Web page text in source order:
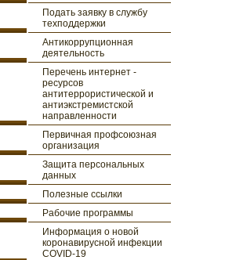
Подать заявку в службу
техподдержки
Антикоррупционная
деятельность
Перечень интернет -
ресурсов
антитеррористической и
антиэкстремистской
направленности
Первичная профсоюзная
организация
Защита персональных
данных
Полезные ссылки
Рабочие программы
Информация о новой
коронавирусной инфекции
COVID-19